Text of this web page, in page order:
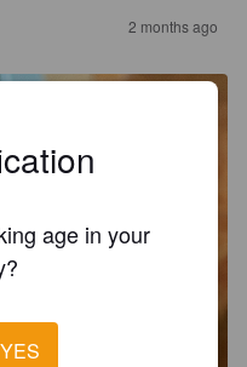
2 months ago
age in your
YES